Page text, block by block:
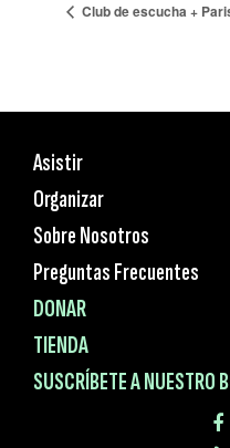
Club de escucha +
Asistir
Organizar
Sobre Nosotros
Preguntas Frecuentes
DONAR
TIENDA
SUSCRÍBETE A NUESTRO